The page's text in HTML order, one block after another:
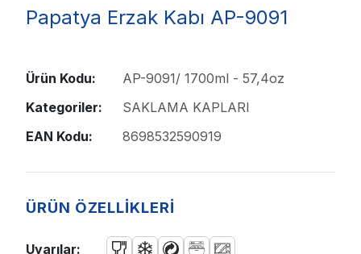
Papatya Erzak Kabı AP-9091
Ürün Kodu:
AP-9091/ 1700ml - 57,4oz
Kategoriler:
SAKLAMA KAPLARI
EAN Kodu:
8698532590919
ÜRÜN ÖZELLİKLERİ
Uyarılar: